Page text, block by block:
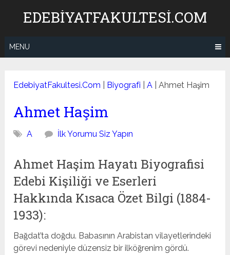
EDEBIYATFAKULTESI.COM
MENU
EdebiyatFakultesi.Com Biyografi |A |Ahmet Haşim
Ahmet Haşim
A İlk Yorumu Siz Yapın
Ahmet Haşim Hayatı Biyografisi
Edebi Kişiliği ve Eserleri
Hakkında Kısaca Özet Bilgi (1884-
1933):
Bağdat’ta doğdu. Babasının Arabistan vilayetlerindeki
görevi nedeniyle düzensiz bir ilköğrenim gördü.